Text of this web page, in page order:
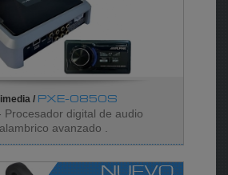
/ PXE-0850S
Procesador digital de audio
avanzado .